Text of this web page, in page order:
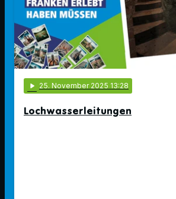
play_arrow 25. November 2025 13:28
Lochwasserleitungen